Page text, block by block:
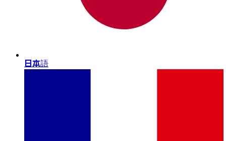
日本語